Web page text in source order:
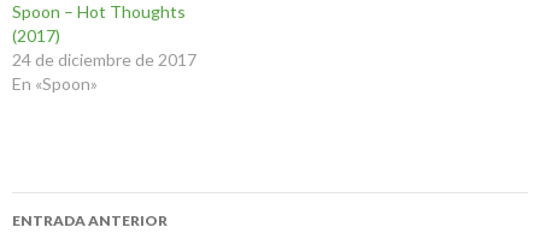
Spoon – Hot Thoughts
(2017)
24 de diciembre de 2017
En «Spoon»
Navegación
ENTRADA ANTERIOR